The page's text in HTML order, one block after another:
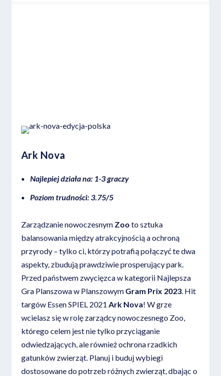
Ark Nova
Najlepiej działa na: 1-3 graczy
Poziom trudności: 3.75/5
Zarządzanie nowoczesnym Zoo to sztuka
balansowania między atrakcyjnością a ochroną
przyrody – tylko ci, którzy potrafią połączyć te dwa
aspekty, zbudują prawdziwie prosperujący park.
Przed państwem zwycięzca w kategorii Najlepsza
Gra Planszowa w Planszowym Gram Prix 2023. Hit
targów Essen SPIEL 2021 Ark Nova! W grze
wcielasz się w rolę zarządcy nowoczesnego Zoo,
którego celem jest nie tylko przyciąganie
odwiedzających, ale również ochrona rzadkich
gatunków zwierząt. Planuj i buduj wybiegi
dostosowane do potrzeb różnych zwierząt, dbając o